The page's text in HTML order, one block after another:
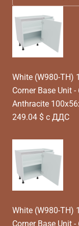
White (W980-TH)
Corner Base Unit
Anthracite
249.04 $ с ДДС
White (W980-TH)
Corner Base Unit